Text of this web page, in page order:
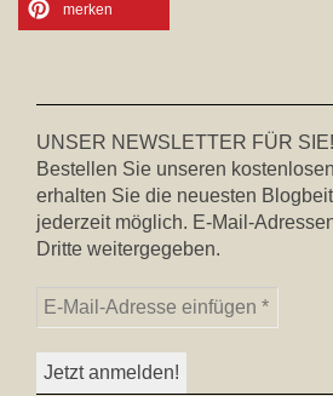
merken
UNSER NEWSLETTER FÜR SIE!
Bestellen Sie unseren
erhalten Sie die neuesten
jederzeit möglich. E-Mail-
Dritte weitergegeben.